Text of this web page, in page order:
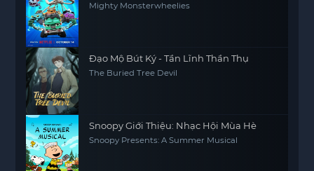
Mighty Monsterwheelies
Đạo Mộ Bút Ký - Tần Lĩnh Thần Thụ
The Buried Tree Devil
Snoopy Giới Thiệu: Nhạc Hội Mùa Hè
Snoopy Presents: A Summer Musical